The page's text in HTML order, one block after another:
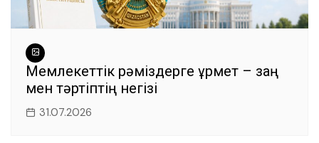
Мемлекеттік рәміздерге құрмет – заң
мен тәртіптің негізі
31.07.2026